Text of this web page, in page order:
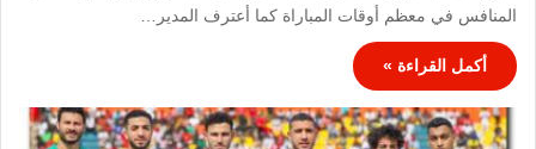
المنافس في معظم أوقات المباراة كما أعترف المدير…
أكمل القراءة »